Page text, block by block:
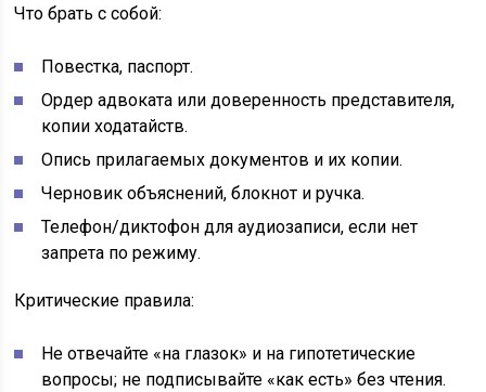
Что брать с собой:
Повестка, паспорт.
Ордер адвоката или доверенность представителя,
копии ходатайств.
Опись прилагаемых документов и их копии.
Черновик объяснений, блокнот и ручка.
Телефон/диктофон для аудиозаписи, если нет
запрета по режиму.
Критические правила:
Не отвечайте «на глазок» и на гипотетические
вопросы; не подписывайте «как есть» без чтения.